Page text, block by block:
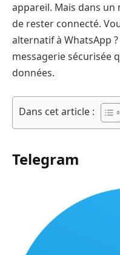
appareil. Mais dans
de rester connecté.
alternatif à WhatsApp
messagerie sécurisée
données.
Dans cet article :
Telegram